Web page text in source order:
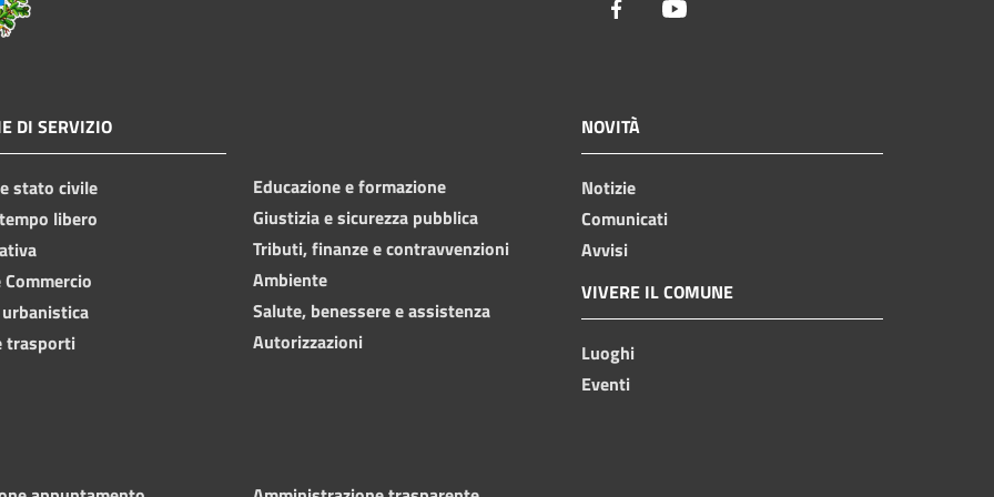
Facebook
DI SERVIZIO
stato civile
libero
trasporti
Educazione e formazione
Giustizia e sicurezza pubblica
Tributi, finanze e contravvenzioni
Ambiente
Salute, benessere e assistenza
Autorizzazioni
NOVITÀ
Notizie
Comunicati
Avvisi
VIVERE IL COMUNE
Luoghi
Eventi